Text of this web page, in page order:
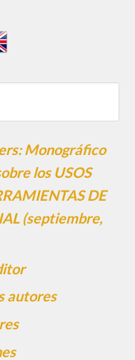
Monográfico
los USOS
DE
(septiembre,
autores